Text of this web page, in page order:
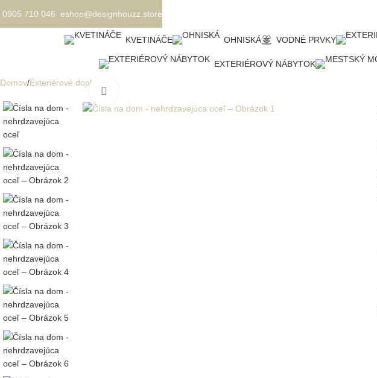
KVETINÁČE OHNISKÁ VODNÉ PRVKY
EXTERIÉROVÝ NÁBYTOK
Domov Exteriérové doplnky
0905 710 046 eshop@designhouzz.store